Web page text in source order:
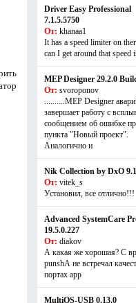
Driver Easy Professional
7.1.5.5750
От: khanaa1
It has a speed limiter on
can I get around that speed
MEP Designer 29.2.0
От: svoroponov
..........MEP Designer
завершает работу с
сообщением об ошибке
пункта "Новый проект".
Аналогично и
Nik Collection by DxO
От: vitek_s
Установил, все отлично!!!
Advanced SystemCare
19.5.0.227
От: diakov
А какая же хорошая? С
punshА не встречал
портах app
MultiOS-USB 0.13.0